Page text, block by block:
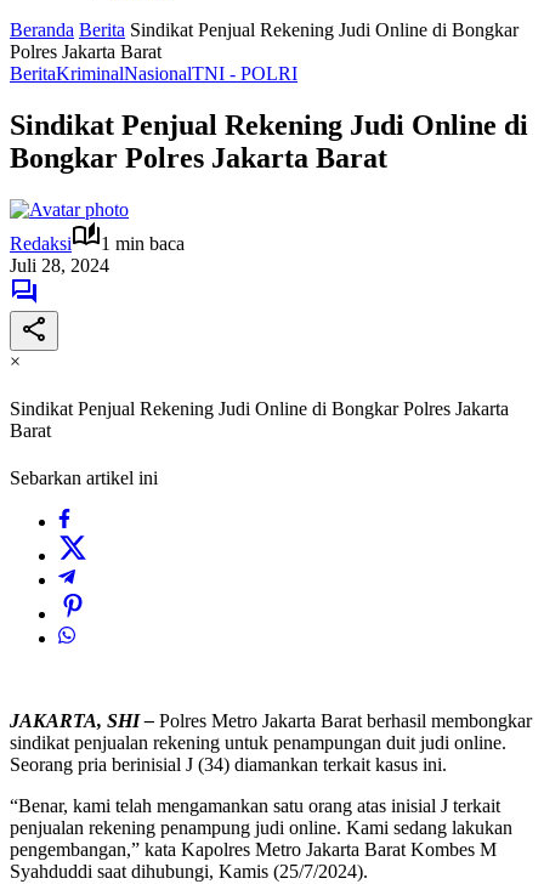
Beranda Berita Sindikat Penjual Rekening Judi Online di Bongkar
Polres Jakarta Barat
BeritaKriminalNasionalTNI - POLRI
Sindikat Penjual Rekening Judi Online di
Bongkar Polres Jakarta Barat
Redaksi
1 min baca
Juli 28, 2024
×
Sindikat Penjual Rekening Judi Online di Bongkar Polres Jakarta
Barat
Sebarkan artikel ini
JAKARTA, SHI – Polres Metro Jakarta Barat berhasil membongkar
sindikat penjualan rekening untuk penampungan duit judi online.
Seorang pria berinisial J (34) diamankan terkait kasus ini.
“Benar, kami telah mengamankan satu orang atas inisial J terkait
penjualan rekening penampung judi online. Kami sedang lakukan
pengembangan,” kata Kapolres Metro Jakarta Barat Kombes M
Syahduddi saat dihubungi, Kamis (25/7/2024).